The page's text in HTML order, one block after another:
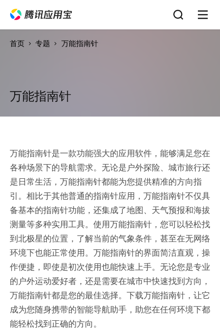
首页 专题 万能指南针
万能指南针
万能指南针是一款功能强大的应用软件，能够满足您在
各种场景下的导航需求。无论是户外探险、城市旅行还
是日常生活，万能指南针都能为您提供精准的方向指
引。相比于其他普通的指南针应用，万能指南针不仅具
备基本的指南针功能，还集成了地图、天气预报和海拔
测量等多种实用工具。使用万能指南针，您可以轻松找
到北极星的位置，了解当前的气象条件，甚至在无网络
环境下也能正常使用。万能指南针的界面简洁直观，操
作便捷，即使是初次使用也能快速上手。无论您是专业
的户外运动爱好者，还是需要在城市中快速找到方向，
万能指南针都是您的最佳选择。下载万能指南针，让它
成为您随身携带的智能导航助手，助您在任何环境下都
能轻松找到正确的方向。